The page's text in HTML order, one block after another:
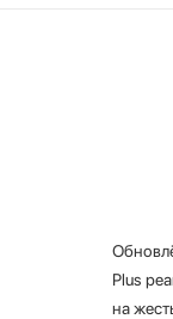
Plus
на